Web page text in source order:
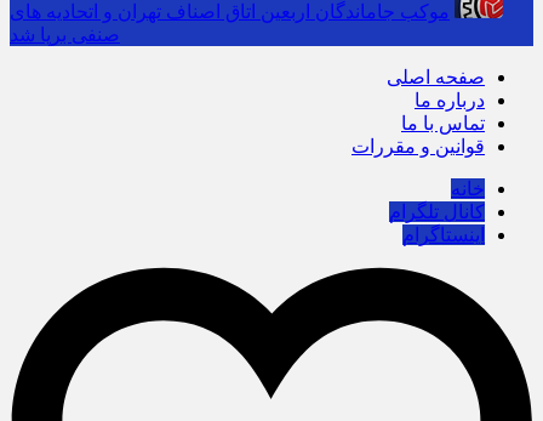
موکب جاماندگان اربعین اتاق اصناف تهران و اتحادیه های
صنفی برپا شد
صفحه اصلی
درباره ما
تماس با ما
قوانین و مقررات
خانه
کانال تلگرام
اینستاگرام